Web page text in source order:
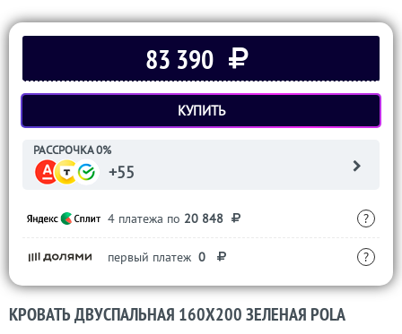
83 390
КУПИТЬ
РАССРОЧКА 0%
+55
4 платежа по 20 848 ?
первый платеж 0 ?
КРОВАТЬ ДВУСПАЛЬНАЯ 160Х200 ЗЕЛЕНАЯ POLA